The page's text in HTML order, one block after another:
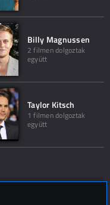
Billy Magnussen
2 filmen dolgoztak
együtt
Taylor Kitsch
1 filmen dolgoztak
együtt